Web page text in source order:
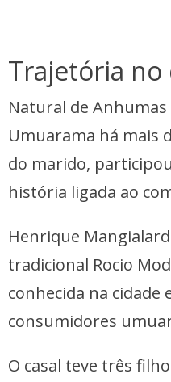
Trajetória no
Natural de Anhumas
Umuarama há mais
do marido,
história ligada ao
Henrique
tradicional Rocio
conhecida na cidade
consumidores
O casal teve três